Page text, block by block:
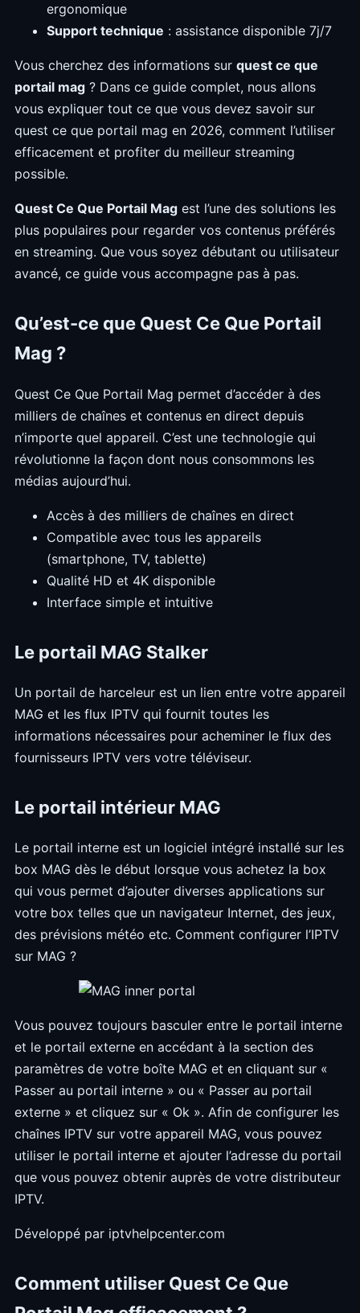
ergonomique
Support technique : assistance disponible 7j/7
Vous cherchez des informations sur quest ce que
portail mag ? Dans ce guide complet, nous allons
vous expliquer tout ce que vous devez savoir sur
quest ce que portail mag en 2026, comment l’utiliser
efficacement et profiter du meilleur streaming
possible.
Quest Ce Que Portail Mag est l’une des solutions les
plus populaires pour regarder vos contenus préférés
en streaming. Que vous soyez débutant ou utilisateur
avancé, ce guide vous accompagne pas à pas.
Qu’est-ce que Quest Ce Que Portail
Mag ?
Quest Ce Que Portail Mag permet d’accéder à des
milliers de chaînes et contenus en direct depuis
n’importe quel appareil. C’est une technologie qui
révolutionne la façon dont nous consommons les
médias aujourd’hui.
Accès à des milliers de chaînes en direct
Compatible avec tous les appareils
(smartphone, TV, tablette)
Qualité HD et 4K disponible
Interface simple et intuitive
Le portail MAG Stalker
Un portail de harceleur est un lien entre votre appareil
MAG et les flux IPTV qui fournit toutes les
informations nécessaires pour acheminer le flux des
fournisseurs IPTV vers votre téléviseur.
Le portail intérieur MAG
Le portail interne est un logiciel intégré installé sur les
box MAG dès le début lorsque vous achetez la box
qui vous permet d’ajouter diverses applications sur
votre box telles que un navigateur Internet, des jeux,
des prévisions météo etc. Comment configurer l’IPTV
sur MAG ?
Vous pouvez toujours basculer entre le portail interne
et le portail externe en accédant à la section des
paramètres de votre boîte MAG et en cliquant sur «
Passer au portail interne » ou « Passer au portail
externe » et cliquez sur « Ok ». Afin de configurer les
chaînes IPTV sur votre appareil MAG, vous pouvez
utiliser le portail interne et ajouter l’adresse du portail
que vous pouvez obtenir auprès de votre distributeur
IPTV.
Développé par iptvhelpcenter.com
Comment utiliser Quest Ce Que